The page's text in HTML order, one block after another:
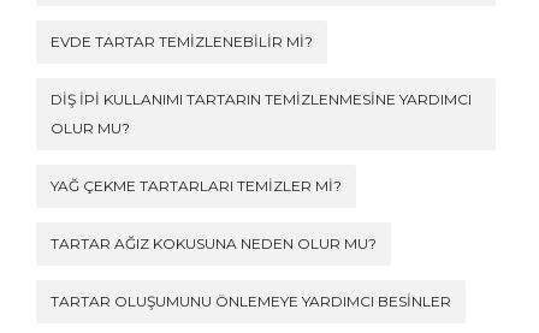
EVDE TARTAR TEMIZLENEBILIR MI?
DIŞ İPI KULLANIMI TARTARIN TEMIZLENMESINE YARDIMCI
OLUR MU?
YAĞ ÇEKME TARTARLARI TEMIZLER MI?
TARTAR AĞIZ KOKUSUNA NEDEN OLUR MU?
TARTAR OLUŞUMUNU ÖNLEMEYE YARDIMCI BESINLER